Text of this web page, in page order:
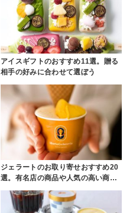
アイスギフトのおすすめ11選。贈る
相手の好みに合わせて選ぼう
ジェラートのお取り寄せおすすめ20
選。有名店の商品や人気の高い商…